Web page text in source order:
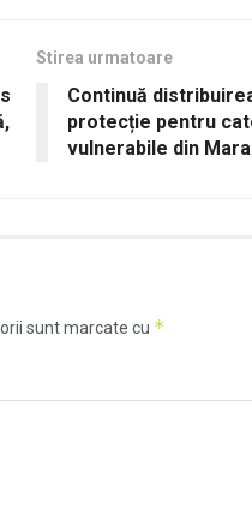
Stirea urmatoare
Continuă
protecție pentru
vulnerabile din
sunt marcate cu *